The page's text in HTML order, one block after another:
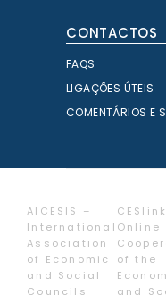
CONTACTOS
FAQS
LIGAÇÕES ÚTEIS
COMENTÁRIOS E
AICESIS –
International
Association
of Economic
and Social
Councils
Online
of the
and